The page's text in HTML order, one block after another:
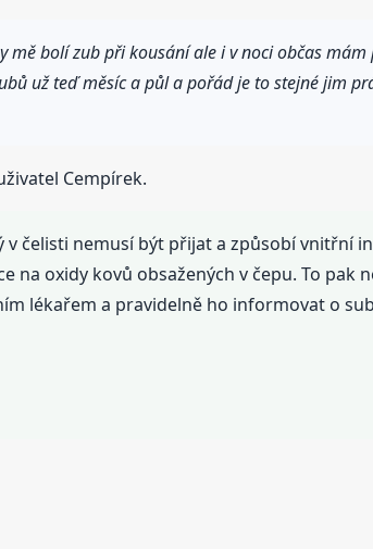
mě bolí zub při kousání ale i v noci občas
už teď měsíc a půl a pořád je to stejné jim
Cempírek.
v čelisti nemusí být přijat a způsobí
na oxidy kovů obsažených v čepu. To
lékařem a pravidelně ho informovat o